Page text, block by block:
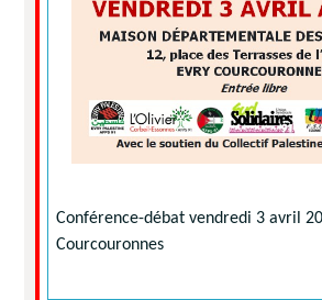
Conférence-débat vendredi 3 avril
Courcouronnes